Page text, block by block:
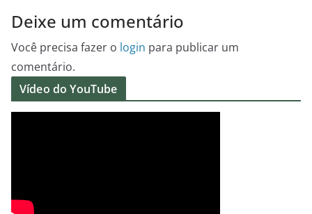
Deixe um comentário
Você precisa fazer o login para publicar um
comentário.
Vídeo do YouTube